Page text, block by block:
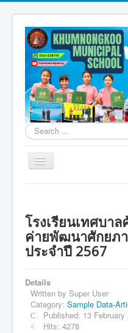
Search
...
Toggle
Navigation
สิ่งแวดล้อมคุ้มหนองคู
มอนเตสซอรี่คุ้มหนองคู
รางวัลและเกียรติยศ
ชุมชนคุ้มหนองคู
โรงเรียนเทศบา
ค่ายพัฒนาศักยภ
ประจำปี 2567
Details
Written by Super User
Category: Sample Data-
Published: 13 February
Hits: 4278